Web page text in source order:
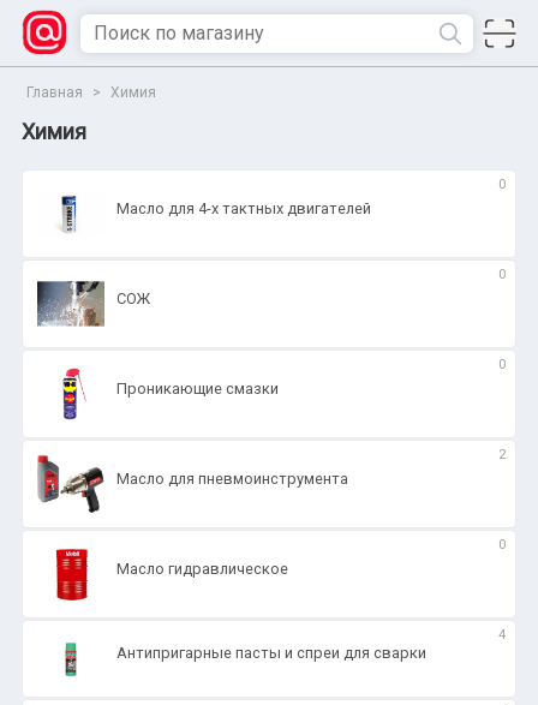
Главная > Химия
Химия
Масло для 4-х тактных двигателей
0
СОЖ
0
Проникающие смазки
0
Масло для пневмоинструмента
2
Масло гидравлическое
0
Антипригарные пасты и спреи для сварки
4